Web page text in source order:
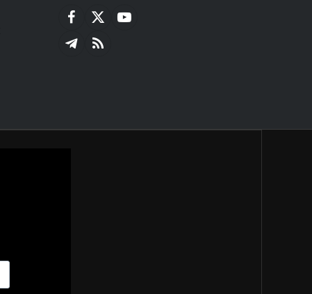
Facebook
X
(Twitter)
YouTube
TelegramRSS